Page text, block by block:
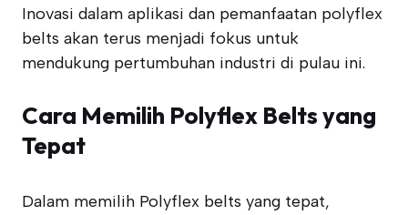
Inovasi dalam aplikasi dan pemanfaatan polyflex
belts akan terus menjadi fokus untuk
mendukung pertumbuhan industri di pulau ini.
Cara Memilih Polyflex Belts yang
Tepat
Dalam memilih Polyflex belts yang tepat,